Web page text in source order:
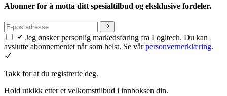
Abonner for å motta ditt spesialtilbud og eksklusive fordeler.
Jeg ønsker personlig markedsføring fra Logitech. Du kan
avslutte abonnementet når som helst. Se vårpersonvernerklæring.
Takk for at du registrerte deg.
Hold utkikk etter et velkomsttilbud i innboksen din.